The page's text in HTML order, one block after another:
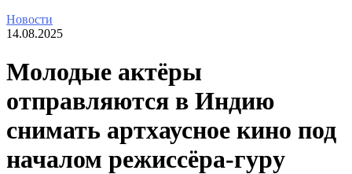
Новости
14.08.2025
Молодые актёры
отправляются в Индию
снимать артхаусное кино под
началом режиссёра-гуру